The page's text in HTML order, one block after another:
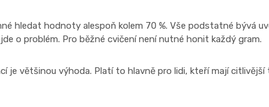
hledat hodnoty alespoň kolem 70 %. Vše podstatné bývá
o problém. Pro běžné cvičení není nutné honit každý gram.
je většinou výhoda. Platí to hlavně pro lidi, kteří mají